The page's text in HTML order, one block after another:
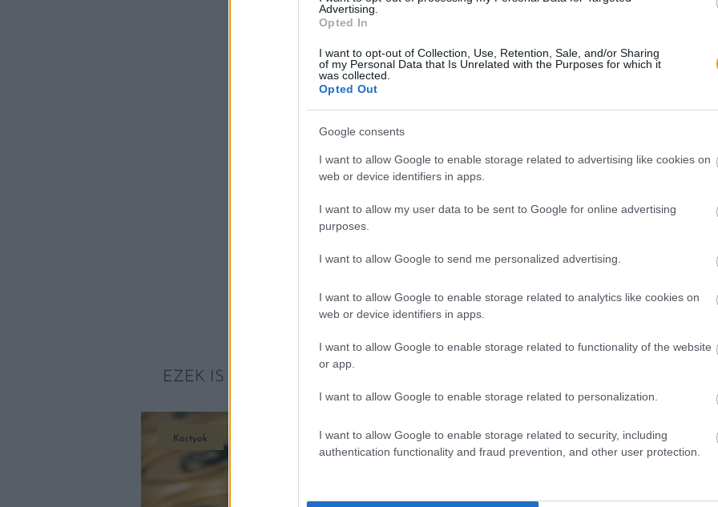
Advertising.
Opted In
I want to opt-out of Collection, Use, Retention, Sale, and/or Sharing
of my Personal Data that Is Unrelated with the Purposes for which it
was collected.
Opted Out
Google consents
I want to allow Google to enable storage related to advertising like cookies on
web or device identifiers in apps.
I want to allow my user data to be sent to Google for online advertising
purposes.
I want to allow Google to send me personalized advertising.
I want to allow Google to enable storage related to analytics like cookies on
web or device identifiers in apps.
I want to allow Google to enable storage related to functionality of the website
or app.
I want to allow Google to enable storage related to personalization.
I want to allow Google to enable storage related to security, including
authentication functionality and fraud prevention, and other user protection.
EZEK IS ÉRDEKELHETNEK
Kortyok Falatok